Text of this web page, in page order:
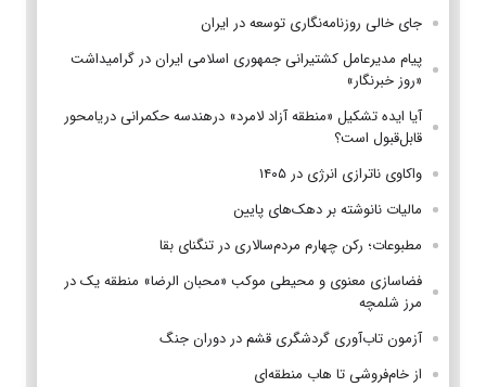
جای خالی روزنامه‌نگاری توسعه در ایران
پیام مدیرعامل کشتیرانی جمهوری اسلامی ایران در گرامیداشت
«روز خبرنگار»
آیا ایده تشکیل «منطقه آزاد لامرد» درهندسه حکمرانی دریامحور
قابل‌قبول است؟
واکاوی ناترازی انرژی در ۱۴۰۵
مالیات نانوشته بر دهک‌های پایین
مطبوعات؛ رکن چهارم مردم‌سالاری در تنگنای بقا
فضاسازی معنوی و محیطی موکب «محبان الرضا» منطقه یک در
مرز شلمچه
آزمون تاب‌آوری گردشگری قشم در دوران جنگ
از خام‌فروشی تا هاب منطقه‌ای